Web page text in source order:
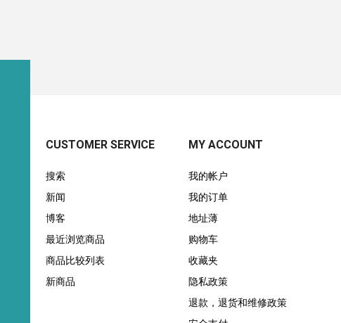
CUSTOMER SERVICE
搜索
新闻
博客
最近浏览商品
商品比较列表
新商品
MY ACCOUNT
我的帐户
我的订单
地址薄
购物车
收藏夹
隐私政策
退款，退货和维修政策